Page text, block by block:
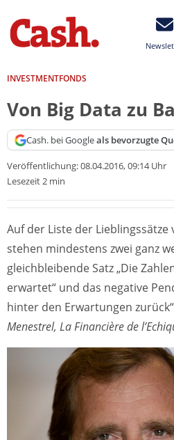
INVESTMENTFONDS
Von Big Data zu
Cash. bei Googleals bevorzugte
Veröffentlichung:08.04.2016, 09:14 Uhr
Lesezeit 2 min
Auf der Liste der
stehen mindestens zwei ganz
gleichbleibende Satz „Die
erwartet“ und das negative
hinter den Erwartungen
Menestrel, La Financière de